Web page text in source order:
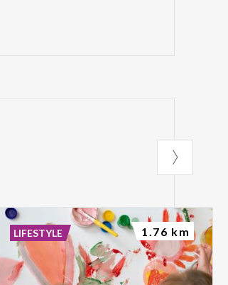
LIFESTYLE 1.76 km